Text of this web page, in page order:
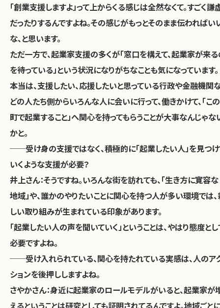
「創業支援しますよ」って上からくる感じは全然なくて。すごく謙
だったりするんですよね。その感じがもっとそのまま伝わればい
な、と思います。
ただ一方で、起業家支援の多くが「窓口を構えて、起業家が来
を待っている」という状況になりがちなことも気になっています。
本当は、支援したい、応援したいと思っている行政や金融機関
どの人たち側からいろんな人に会いに行って、働きかけて、「この
町で起業すること」へ関心を持ってもらうことが大事なんじゃな
かと。
──受け身の支援ではなく、積極的に「起業したい人」を見つ
いくような支援が必要？
井上さん：そうですね。いろんな街を訪れても、「生き方に寛容な
地域」や、誰かのやりたいことに関心を持つ人が多い環境では
しい取り組みが生まれている印象があります。
「起業したい人の声を聞いていく」ということは、やはり態度と
必要ですよね。
──受け入れられている、関心を持たれている実感は、人のア
ションを後押ししますよね。
さやかさん：身近に起業家のロールモデルがいると、起業家が
えるということは研究としても証明されてるんですよ。地域ごとに